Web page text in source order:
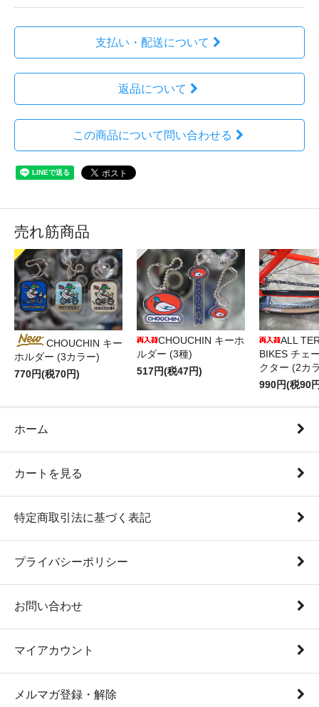
支払い・配送について
返品について
この商品について問い合わせる
売れ筋商品
CHOUCHIN キー
ホルダー (3カラー)
770円(税70円)
CHOUCHIN キーホ
ルダー (3種)
517円(税47円)
ALL
BIKES チェ
クター (2カ
990円(税90
ホーム
カートを見る
特定商取引法に基づく表記
プライバシーポリシー
お問い合わせ
マイアカウント
メルマガ登録・解除